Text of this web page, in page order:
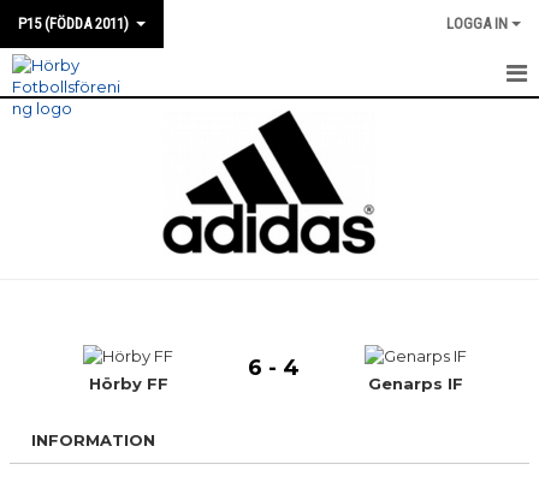
P15 (FÖDDA 2011) LOGGA IN
HEM
BILDGALLERI
KONTAKT
Hörby FF
6 - 4
Genarps IF
INFORMATION